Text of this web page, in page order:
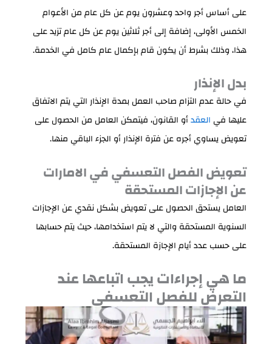
على أساس أجر واحد وعشرون يوم عن كل عام من الأعوام
الخمس الأولى، إضافة إلى أجر ثلاثين يوم عن كل عام تزيد على
هذا، وذلك بشرط أن يكون قام بإكمال عام كامل في الخدمة.
بدل الإنذار
في حالة عدم التزام صاحب العمل بمدة الإنذار التي يتم الاتفاق
عليها في العقدأو القانون، فيتمكن العامل من الحصول على
تعويض يساوي أجره عن فترة الإنذار أو الجزء الباقي منها.
تعويض الفصل التعسفي في الامارات
عن الإجازات المستحقة
العامل يستحق الحصول على تعويض بشكل نقدي عن الإجازات
السنوية المستحقة والتي لا يتم استخدامها، حيث يتم حسابها
على حسب عدد أيام الإجازة المستحقة.
ما هي إجراءات يجب اتباعها عند
التعرض للفصل التعسفي